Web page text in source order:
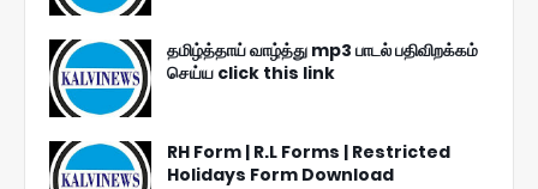
தமிழ்த்தாய் வாழ்த்து mp3 பாடல் பதிவிறக்கம்
செய்ய click this link
RH Form | R.L Forms | Restricted
Holidays Form Download